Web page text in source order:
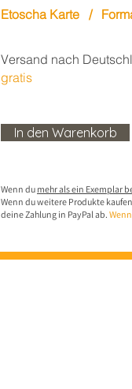
Etoscha Karte /
Versand nach
gratis
In den Warenkorb
Wenn du mehr als ein Exemplar
Wenn du weitere Produkte
deine Zahlung in PayPal ab.